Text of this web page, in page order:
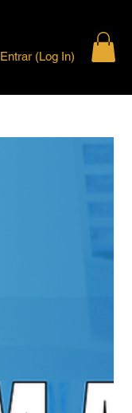
Entrar (Log In)